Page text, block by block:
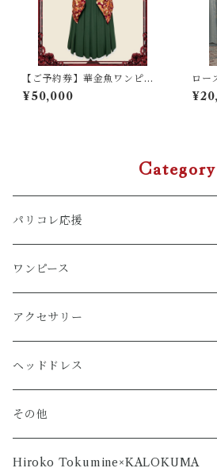
【ご予約券】華金魚ワンピー
ス
¥50,000
ロー
Category
パリコレ応援
ワンピース
アクセサリー
ヘッドドレス
その他
Hiroko Tokumine×KALOKUMA